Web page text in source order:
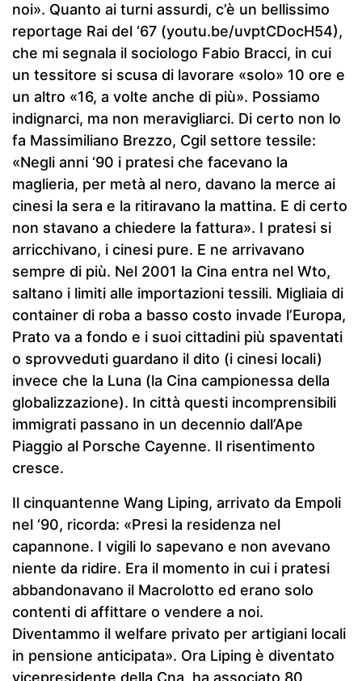
noi». Quanto ai turni assurdi, c’è un bellissimo
reportage Rai del ‘67 (youtu.be/uvptCDocH54),
che mi segnala il sociologo Fabio Bracci, in cui
un tessitore si scusa di lavorare «solo» 10 ore e
un altro «16, a volte anche di più». Possiamo
indignarci, ma non meravigliarci. Di certo non lo
fa Massimiliano Brezzo, Cgil settore tessile:
«Negli anni ‘90 i pratesi che facevano la
maglieria, per metà al nero, davano la merce ai
cinesi la sera e la ritiravano la mattina. E di certo
non stavano a chiedere la fattura». I pratesi si
arricchivano, i cinesi pure. E ne arrivavano
sempre di più. Nel 2001 la Cina entra nel Wto,
saltano i limiti alle importazioni tessili. Migliaia di
container di roba a basso costo invade l’Europa,
Prato va a fondo e i suoi cittadini più spaventati
o sprovveduti guardano il dito (i cinesi locali)
invece che la Luna (la Cina campionessa della
globalizzazione). In città questi incomprensibili
immigrati passano in un decennio dall’Ape
Piaggio al Porsche Cayenne. Il risentimento
cresce.
Il cinquantenne Wang Liping, arrivato da Empoli
nel ‘90, ricorda: «Presi la residenza nel
capannone. I vigili lo sapevano e non avevano
niente da ridire. Era il momento in cui i pratesi
abbandonavano il Macrolotto ed erano solo
contenti di affittare o vendere a noi.
Diventammo il welfare privato per artigiani locali
in pensione anticipata». Ora Liping è diventato
vicepresidente della Cna, ha associato 80